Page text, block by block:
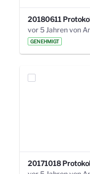
GENEHMIGT